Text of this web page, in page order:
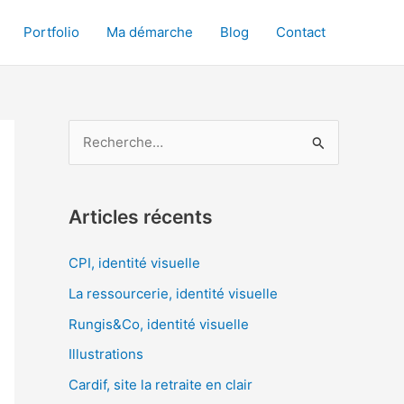
Portfolio Ma démarche Blog Contact
h
e
h
e
r
Articles récents
CPI, identité visuelle
La ressourcerie, identité visuelle
Rungis&Co, identité visuelle
Illustrations
Cardif, site la retraite en clair